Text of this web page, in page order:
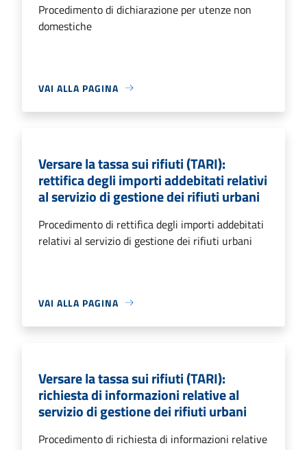
Procedimento di dichiarazione per utenze non
domestiche
VAI ALLA PAGINA
Versare la tassa sui rifiuti (TARI):
rettifica degli importi addebitati relativi
al servizio di gestione dei rifiuti urbani
Procedimento di rettifica degli importi addebitati
relativi al servizio di gestione dei rifiuti urbani
VAI ALLA PAGINA
Versare la tassa sui rifiuti (TARI):
richiesta di informazioni relative al
servizio di gestione dei rifiuti urbani
Procedimento di richiesta di informazioni relative